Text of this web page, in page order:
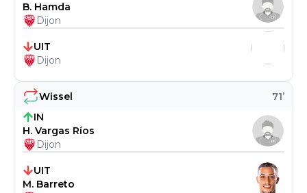
Wissel 71’
IN
H. Vargas Ríos
Dijon
UIT
M. Barreto
B. Hamda
Dijon
UIT
Dijon